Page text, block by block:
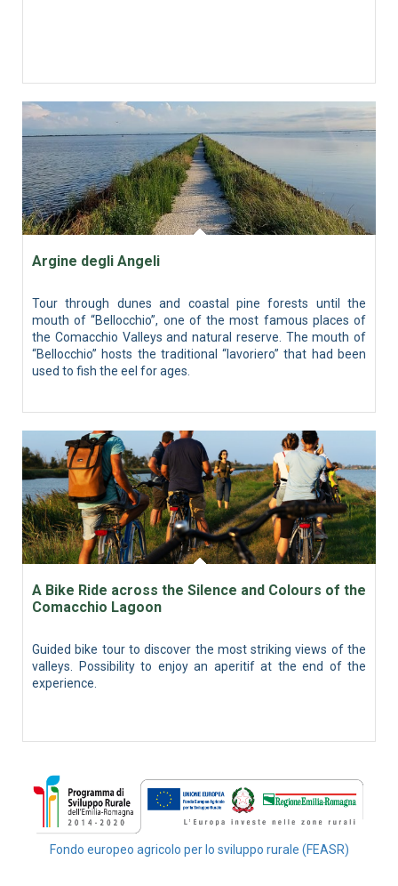
Argine degli Angeli
Tour through dunes and coastal pine forests until the
mouth of “Bellocchio”, one of the most famous places of
the Comacchio Valleys and natural reserve. The mouth of
“Bellocchio” hosts the traditional “lavoriero” that had been
used to fish the eel for ages.
A Bike Ride across the Silence and Colours of the
Comacchio Lagoon
Guided bike tour to discover the most striking views of the
valleys. Possibility to enjoy an aperitif at the end of the
experience.
Fondo europeo agricolo per lo sviluppo rurale (FEASR)